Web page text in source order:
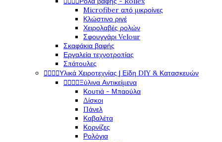
Microfiber από μικροίνες
Κλώστινο ριγέ
Χειρολαβές ρολών
Σφουγγάρι Velour
Σκαφάκια βαφής
Εργαλεία τεχνοτροπίας
Σπάτουλες
Υλικά Χειροτεχνίας | Είδη DIY & Κατασκευών
Ξύλινα Αντικείμενα
Κουτιά - Μπαούλα
Δίσκοι
Πάνελ
Καβαλέτα
Κορνίζες
Ρολόγια